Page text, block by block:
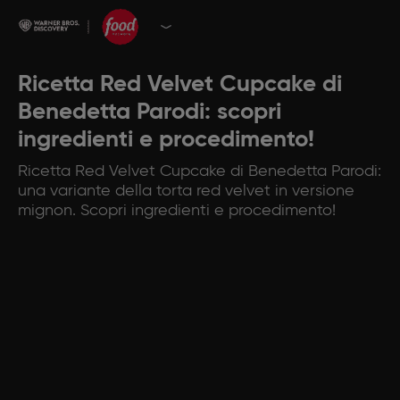
Ricetta Red Velvet Cupcake di
Benedetta Parodi: scopri
ingredienti e procedimento!
Ricetta Red Velvet Cupcake di Benedetta Parodi:
una variante della torta red velvet in versione
mignon. Scopri ingredienti e procedimento!